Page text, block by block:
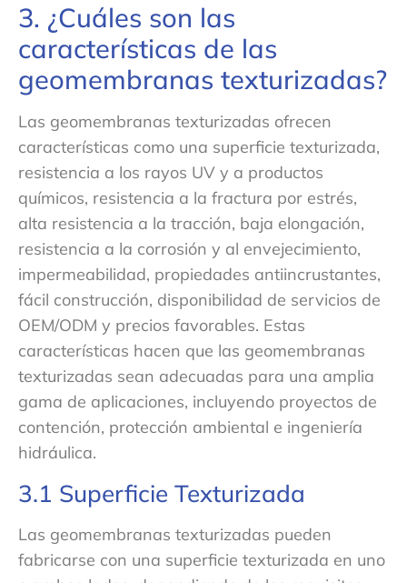
3. ¿Cuáles son las
características de las
geomembranas texturizadas?
Las geomembranas texturizadas ofrecen
características como una superficie texturizada,
resistencia a los rayos UV y a productos
químicos, resistencia a la fractura por estrés,
alta resistencia a la tracción, baja elongación,
resistencia a la corrosión y al envejecimiento,
impermeabilidad, propiedades antiincrustantes,
fácil construcción, disponibilidad de servicios de
OEM/ODM y precios favorables. Estas
características hacen que las geomembranas
texturizadas sean adecuadas para una amplia
gama de aplicaciones, incluyendo proyectos de
contención, protección ambiental e ingeniería
hidráulica.
3.1 Superficie Texturizada
Las geomembranas texturizadas pueden
fabricarse con una superficie texturizada en uno